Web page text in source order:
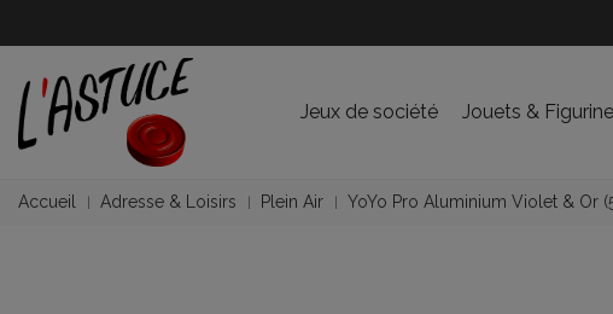
Jeux de société Jouets & Figurine
Accueil Adresse & Loisirs Plein Air YoYo Pro Aluminium Violet & Or